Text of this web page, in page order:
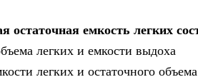
остаточная емкость легких
легких и емкости выдоха
легких и остаточного